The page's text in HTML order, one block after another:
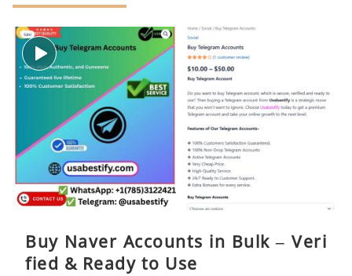
Buy Naver Accounts in Bulk – Veri
fied & Ready to Use